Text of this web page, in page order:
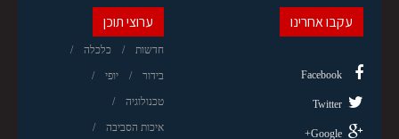
ערוצי תוכן
חדשות כלכלה
בידור יופי
טכנולוגיה
איכות הסביבה
עקבו אחרינו
Facebook
Twitter
Google+